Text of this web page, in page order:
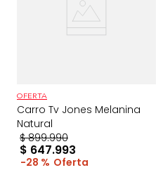
OFERTA
Carro Tv Jones Melanina
Natural
$ 899.990
$ 647.993
28 %